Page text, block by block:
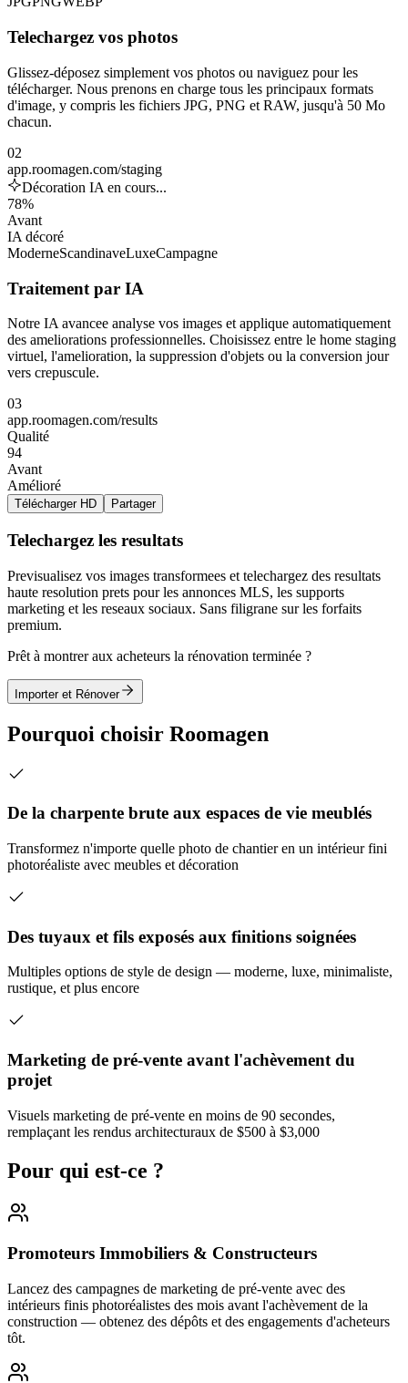
Telechargez vos photos
Glissez-déposez simplement vos photos ou naviguez pour les
télécharger. Nous prenons en charge tous les principaux formats
d'image, y compris les fichiers JPG, PNG et RAW, jusqu'à 50 Mo
chacun.
02
app.roomagen.com/staging
Décoration IA en cours...
78%
Avant
IA décoré
ModerneScandinaveLuxeCampagne
Traitement par IA
Notre IA avancee analyse vos images et applique automatiquement
des ameliorations professionnelles. Choisissez entre le home staging
virtuel, l'amelioration, la suppression d'objets ou la conversion jour
vers crepuscule.
03
app.roomagen.com/results
Qualité
94
Avant
Amélioré
Télécharger HD Partager
Telechargez les resultats
Previsualisez vos images transformees et telechargez des resultats
haute resolution prets pour les annonces MLS, les supports
marketing et les reseaux sociaux. Sans filigrane sur les forfaits
premium.
Prêt à montrer aux acheteurs la rénovation terminée ?
Importer et Rénover
Pourquoi choisir Roomagen
De la charpente brute aux espaces de vie meublés
Transformez n'importe quelle photo de chantier en un intérieur fini
photoréaliste avec meubles et décoration
Des tuyaux et fils exposés aux finitions soignées
Multiples options de style de design — moderne, luxe, minimaliste,
rustique, et plus encore
Marketing de pré-vente avant l'achèvement du
projet
Visuels marketing de pré-vente en moins de 90 secondes,
remplaçant les rendus architecturaux de $500 à $3,000
Pour qui est-ce ?
Promoteurs Immobiliers & Constructeurs
Lancez des campagnes de marketing de pré-vente avec des
intérieurs finis photoréalistes des mois avant l'achèvement de la
construction — obtenez des dépôts et des engagements d'acheteurs
tôt.